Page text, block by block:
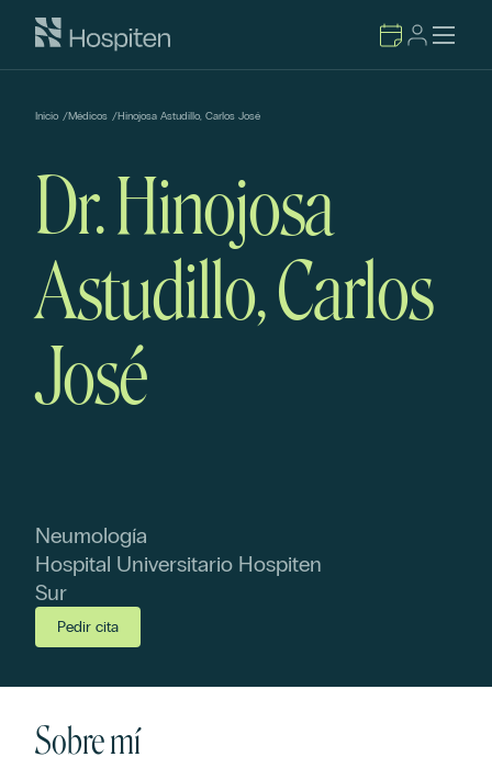
Inicio /Médicos /Hinojosa Astudillo, Carlos José
Dr. Hinojosa
Astudillo, Carlos
José
Neumología
Hospital Universitario Hospiten
Sur
Pedir cita
Sobre mí